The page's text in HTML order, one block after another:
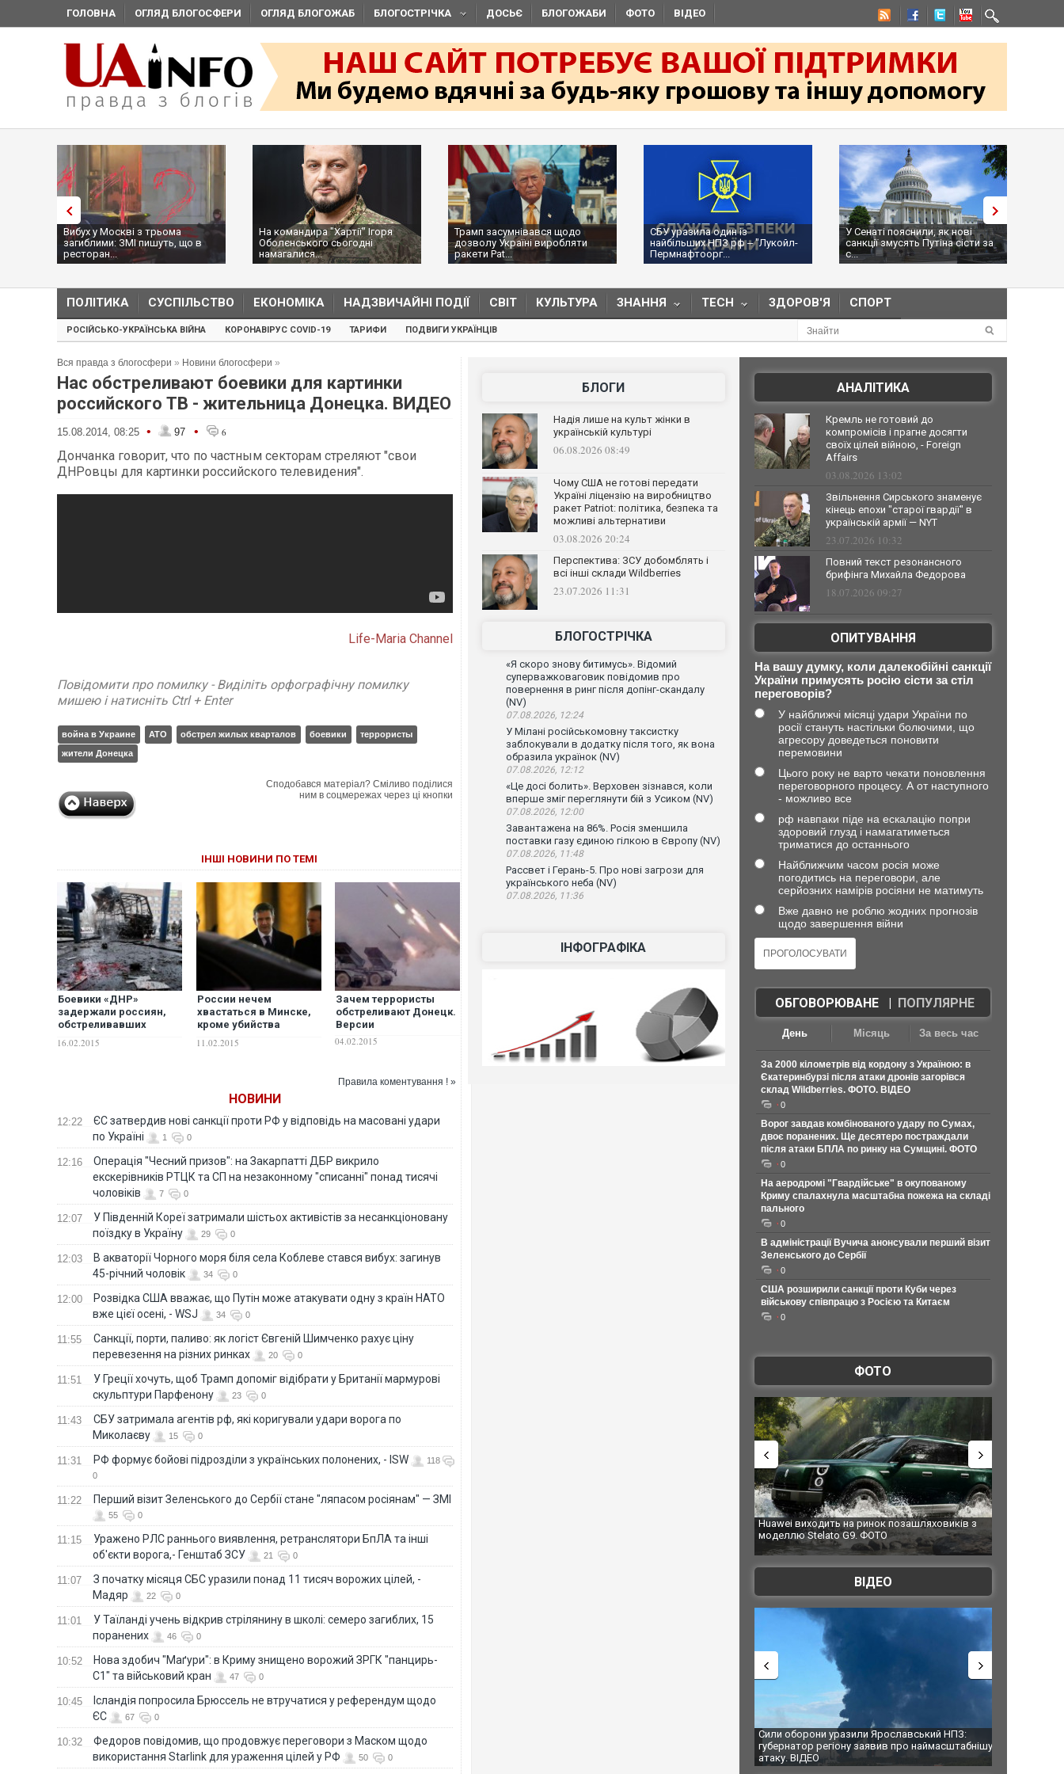
ГОЛОВНА ОГЛЯД БЛОГОСФЕРИ ОГЛЯД БЛОГОЖАБ БЛОГОСТРІЧКА ДОСЬЄ БЛОГОЖАБИ ФОТО ВІДЕО
Вибух у Москві з трьома
загиблими: ЗМІ пишуть, що в
ресторан...
На командира "Хартії" Ігоря
Оболєнського сьогодні
намагалися...
Трамп засумнівався щодо
дозволу Україні виробляти
ракети Pat...
СБУ уразила один із
найбільших НПЗ рф ‒ "Лукойл-
Пермнафтоорг...
У Сенаті пояснили, як нові
санкції змусять Путіна сісти за
с...
ПОЛІТИКА СУСПІЛЬСТВО ЕКОНОМІКА НАДЗВИЧАЙНІ ПОДІЇ СВІТ КУЛЬТУРА ЗНАННЯ TECH ЗДОРОВ'Я СПОРТ
РОСІЙСЬКО-УКРАЇНСЬКА ВІЙНА КОРОНАВІРУС COVID-19 ТАРИФИ ПОДВИГИ УКРАЇНЦІВ
Вся правда з блогосфери » Новини блогосфери »
Нас обстреливают боевики для картинки
российского ТВ - жительница Донецка. ВИДЕО
15.08.2014, 08:25 • 97 • 6
Дончанка говорит, что по частным секторам стреляют "свои
ДНРовцы для картинки российского телевидения".
Life-Maria Channel
Повідомити про помилку - Виділіть орфографічну помилку
мишею і натисніть Ctrl + Enter
война в Украине АТО обстрел жилых кварталов боевики
террористы
жители Донецка
Сподобався матеріал? Сміливо поділися
ним в соцмережах через ці кнопки
ІНШІ НОВИНИ ПО ТЕМІ
Боевики «ДНР»
задержали россиян,
обстреливавших
16.02.2015
России нечем
хвастаться в Минске,
кроме убийства
Мариуполе, Донецке и
11.02.2015
Зачем террористы
обстреливают Донецк.
Версии
04.02.2015
Правила коментування ! »
НОВИНИ
12:22
ЄС затвердив нові санкції проти РФ у відповідь на масовані удари
по Україні
1 0
12:16
Операція "Чесний призов": на Закарпатті ДБР викрило
екскерівників РТЦК та СП на незаконному "списанні" понад тисячі
чоловіків
7 0
12:07
У Південній Кореї затримали шістьох активістів за несанкціоновану
поїздку в Україну
29 0
12:03
В акваторії Чорного моря біля села Коблеве стався вибух: загинув
45-річний чоловік
34 0
12:00
Розвідка США вважає, що Путін може атакувати одну з країн НАТО
вже цієї осені, - WSJ
34 0
11:55
Санкції, порти, паливо: як логіст Євгеній Шимченко рахує ціну
перевезення на різних ринках
20 0
11:51
У Греції хочуть, щоб Трамп допоміг відібрати у Британії мармурові
скульптури Парфенону
23 0
11:43
СБУ затримала агентів рф, які коригували удари ворога по
Миколаєву
15 0
11:31 РФ формує бойові підрозділи з українських полонених, - ISW
118
0
11:22 Перший візит Зеленського до Сербії стане "ляпасом росіянам" — ЗМІ
55 0
11:15
Уражено РЛС раннього виявлення, ретранслятори БпЛА та інші
об'єкти ворога,- Генштаб ЗСУ
21 0
11:07
З початку місяця СБС уразили понад 11 тисяч ворожих цілей, -
Мадяр
22 0
11:01
У Таїланді учень відкрив стрілянину в школі: семеро загиблих, 15
поранених
46 0
10:52
Нова здобич "Маґури": в Криму знищено ворожий ЗРГК "панцирь-
С1" та військовий кран
47 0
10:45
Ісландія попросила Брюссель не втручатися у референдум щодо
ЄС
67 0
10:32
Федоров повідомив, що продовжує переговори з Маском щодо
використання Starlink для ураження цілей у РФ
50 0
БЛОГИ
Надія лише на культ жінки в
українській культурі
06.08.2026 08:49
Чому США не готові передати
Україні ліцензію на виробництво
ракет Patriot: політика, безпека та
можливі альтернативи
03.08.2026 20:24
Перспектива: ЗСУ добомблять і
всі інші склади Wildberries
23.07.2026 11:31
БЛОГОСТРІЧКА
«Я скоро знову битимусь». Відомий
суперважковаговик повідомив про
повернення в ринг після допінг-скандалу
(NV)
07.08.2026, 12:24
У Мілані російськомовну таксистку
заблокували в додатку після того, як вона
образила українок (NV)
07.08.2026, 12:12
«Це досі болить». Верховен зізнався, коли
вперше зміг переглянути бій з Усиком (NV)
07.08.2026, 12:00
Завантажена на 86%. Росія зменшила
поставки газу єдиною гілкою в Європу (NV)
07.08.2026, 11:48
Рассвет і Герань-5. Про нові загрози для
українського неба (NV)
07.08.2026, 11:36
ІНФОГРАФІКА
АНАЛІТИКА
Кремль не готовий до
компромісів і прагне досягти
своїх цілей війною, - Foreign
Affairs
03.08.2026 13:02
Звільнення Сирського знаменує
кінець епохи "старої гвардії" в
українській армії — NYT
23.07.2026 10:32
Повний текст резонансного
брифінга Михайла Федорова
18.07.2026 09:27
ОПИТУВАННЯ
На вашу думку, коли далекобійні санкції
України примусять росію сісти за стіл
переговорів?
У найближчі місяці удари України по
росії стануть настільки болючими, що
агресору доведеться поновити
перемовини
Цього року не варто чекати поновлення
переговорного процесу. А от наступного
- можливо все
рф навпаки піде на ескалацію попри
здоровий глузд і намагатиметься
триматися до останнього
Найближчим часом росія може
погодитись на переговори, але
серйозних намірів росіяни не матимуть
Вже давно не роблю жодних прогнозів
щодо завершення війни
ОБГОВОРЮВАНЕ| ПОПУЛЯРНЕ
День Місяць За весь час
За 2000 кілометрів від кордону з Україною: в
Єкатеринбурзі після атаки дронів загорівся
склад Wildberries. ФОТО. ВІДЕО
0
Ворог завдав комбінованого удару по Сумах,
двоє поранених. Ще десятеро постраждали
після атаки БПЛА по ринку на Сумщині. ФОТО
0
На аеродромі "Гвардійське" в окупованому
Криму спалахнула масштабна пожежа на складі
пального
0
В адміністрації Вучича анонсували перший візит
Зеленського до Сербії
0
США розширили санкції проти Куби через
військову співпрацю з Росією та Китаєм
0
ФОТО
Ворог завдав комбінованого удару по Сумах,
двоє поранених. Ще десятеро постраждали
після атаки БПЛА по ринку на Сумщині. ФОТО
За 2000 кілометрів від кордону з Україною: в
Єкатеринбурзі після атаки дронів загорівся
склад Wildberries. ФОТО. ВІДЕО
Huawei виходить на ринок позашляховиків з
моделлю Stelato G9. ФОТО
Росія атакувала
торговельний
ФОТО
ВІДЕО
За 2000 кілометрів від кордону з Україною: в
Єкатеринбурзі після атаки дронів загорівся
склад Wildberries. ФОТО. ВІДЕО
В Таїланді футболіст загинув від удару
блискавки під час матчу: ще 12 людей
постраждали. ВІДЕО
Сили оборони уразили Ярославський НПЗ:
губернатор регіону заявив про наймасштабнішу
атаку. ВІДЕО
"Сантоса". ВІДЕО